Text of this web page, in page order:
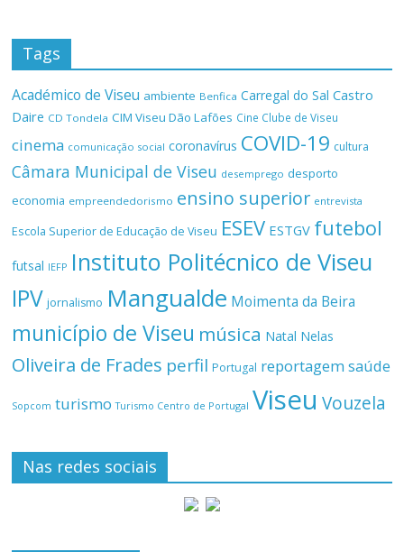
Tags
Académico de Viseu ambiente Benfica Carregal do Sal Castro
Daire CD Tondela CIM Viseu Dão Lafões Cine Clube de Viseu
cinema comunicação social coronavírus COVID-19 cultura
Câmara Municipal de Viseu desemprego desporto
economia empreendedorismo ensino superior entrevista
Escola Superior de Educação de Viseu ESEV ESTGV futebol
futsal IEFP Instituto Politécnico de Viseu
IPV jornalismo Mangualde Moimenta da Beira
município de Viseu música Natal Nelas
Oliveira de Frades perfil Portugal reportagemsaúde
Sopcom turismo Turismo Centro de Portugal Viseu Vouzela
Nas redes sociais